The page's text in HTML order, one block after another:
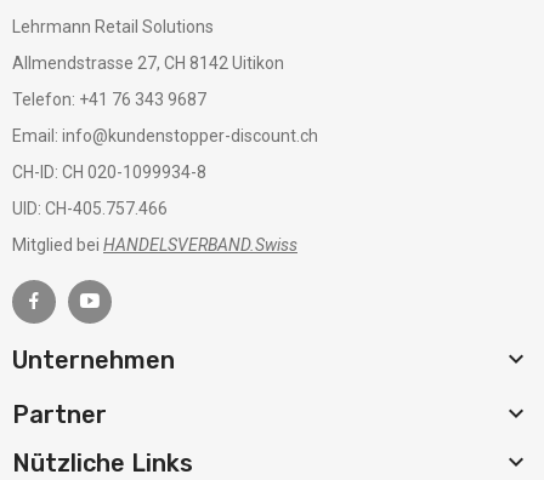
Lehrmann Retail Solutions
Allmendstrasse 27, CH 8142 Uitikon
Telefon: +41 76 343 9687
Email: info@kundenstopper-discount.ch
CH-ID: CH 020-1099934-8
UID: CH-405.757.466
Mitglied bei HANDELSVERBAND.Swiss
Unternehmen

Partner

Nützliche Links
